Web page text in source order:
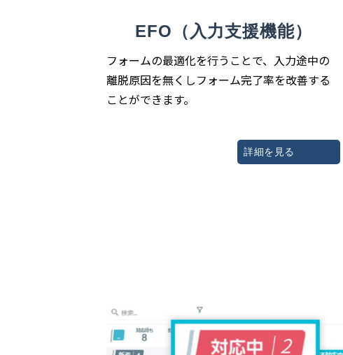
EFO（入力支援機能）
フォームの最適化を行うことで、入力途中の
離脱原因を無くしフォーム完了率を改善する
ことができます。
詳細を見る